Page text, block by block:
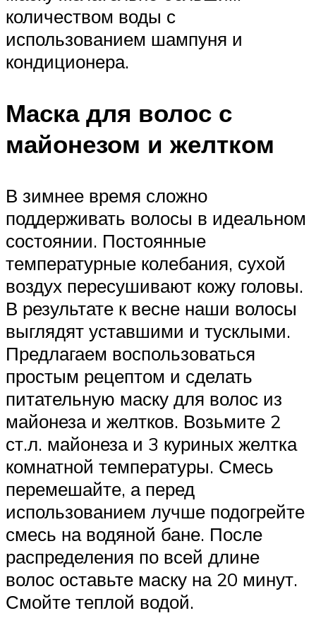
количеством воды с
использованием шампуня и
кондиционера.
Маска для волос с
майонезом и желтком
В зимнее время сложно
поддерживать волосы в идеальном
состоянии. Постоянные
температурные колебания, сухой
воздух пересушивают кожу головы.
В результате к весне наши волосы
выглядят уставшими и тусклыми.
Предлагаем воспользоваться
простым рецептом и сделать
питательную маску для волос из
майонеза и желтков. Возьмите 2
ст.л. майонеза и 3 куриных желтка
комнатной температуры. Смесь
перемешайте, а перед
использованием лучше подогрейте
смесь на водяной бане. После
распределения по всей длине
волос оставьте маску на 20 минут.
Смойте теплой водой.